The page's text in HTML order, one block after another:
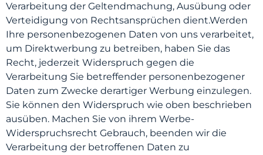
Verarbeitung der Geltendmachung, Ausübung oder
Verteidigung von Rechtsansprüchen dient.Werden
Ihre personenbezogenen Daten von uns verarbeitet,
um Direktwerbung zu betreiben, haben Sie das
Recht, jederzeit Widerspruch gegen die
Verarbeitung Sie betreffender personenbezogener
Daten zum Zwecke derartiger Werbung einzulegen.
Sie können den Widerspruch wie oben beschrieben
ausüben. Machen Sie von ihrem Werbe-
Widerspruchsrecht Gebrauch, beenden wir die
Verarbeitung der betroffenen Daten zu